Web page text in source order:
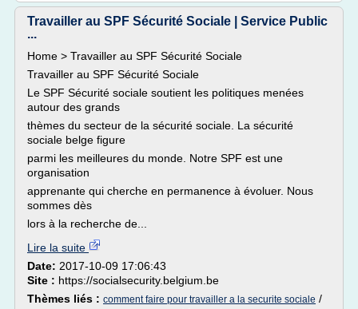
Travailler au SPF Sécurité Sociale | Service Public
...
Home > Travailler au SPF Sécurité Sociale
Travailler au SPF Sécurité Sociale
Le SPF Sécurité sociale soutient les politiques menées
autour des grands
thèmes du secteur de la sécurité sociale. La sécurité
sociale belge figure
parmi les meilleures du monde. Notre SPF est une
organisation
apprenante qui cherche en permanence à évoluer. Nous
sommes dès
lors à la recherche de...
Lire la suite
Date: 2017-10-09 17:06:43
Site : https://socialsecurity.belgium.be
Thèmes liés : comment faire pour travailler a la securite sociale /